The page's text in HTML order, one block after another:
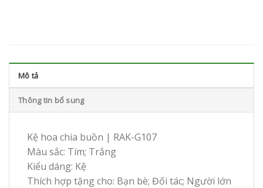
Mô tả
Thông tin bổ sung
Kệ hoa chia buồn | RAK-G107
Màu sắc: Tím; Trắng
Kiểu dáng: Kệ
Thích hợp tặng cho: Bạn bè; Đối tác; Người lớn